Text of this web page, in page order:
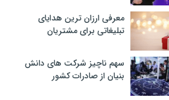
معرفی ارزان ترین هدایای
تبلیغاتی برای مشتریان
سهم ناچیز شرکت های دانش
بنیان از صادرات کشور